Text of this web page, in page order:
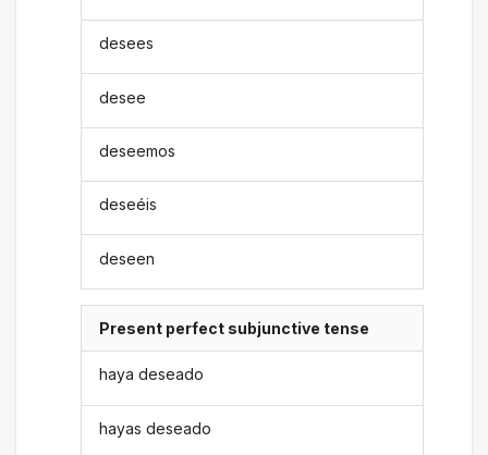
desees
desee
deseemos
deseéis
deseen
Present perfect subjunctive tense
haya deseado
hayas deseado